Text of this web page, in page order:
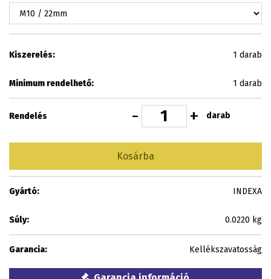
Kiszerelés: 1 darab
Minimum rendelhető: 1 darab
Rendelés - + darab
Kosárba
Gyártó: INDEXA
Súly: 0.0220 kg
Garancia: Kellékszavatosság